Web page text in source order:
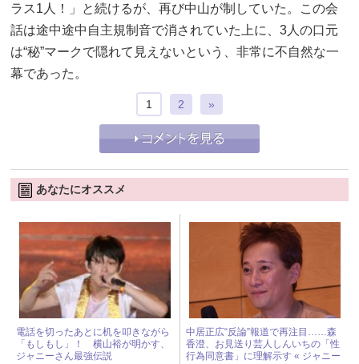
ラス1人！」と続けるが、再び中山が制していた。この会
話は途中途中自主規制音で消されていた上に、3人の口元
は“秘”マークで隠れて見えないという、非常に不自然な一
幕であった。
1 2 »
あなたにオススメ
電話を切ったあとに机を叩きながら
「もしもし」！ 横山裕が明かす、
ジャニーさん最強伝説
中居正広“反論”報道で再注目……森
香澄、お見送り芸人しんいちの「性
行為同意書」に理解示す « ジャニー